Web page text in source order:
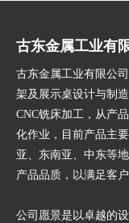
古东金属工业有
古东金属工业有限公
架及展示桌设计与制
CNC铣床加工，从产
化作业，目前产品主
亚、东南亚、中东等
产品品质，以满足客户
公司愿景是以卓越的